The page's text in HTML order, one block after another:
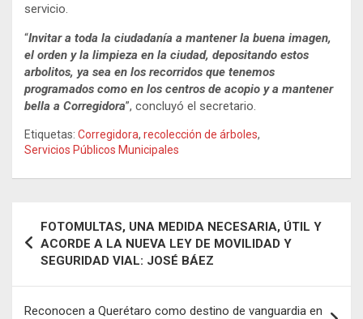
servicio.
“Invitar a toda la ciudadanía a mantener la buena imagen,
el orden y la limpieza en la ciudad, depositando estos
arbolitos, ya sea en los recorridos que tenemos
programados como en los centros de acopio y a mantener
bella a Corregidora”, concluyó el secretario.
Etiquetas: Corregidora, recolección de árboles,
Servicios Públicos Municipales
de
entradas
FOTOMULTAS, UNA MEDIDA NECESARIA, ÚTIL Y
ACORDE A LA NUEVA LEY DE MOVILIDAD Y
SEGURIDAD VIAL: JOSÉ BÁEZ
Reconocen a Querétaro como destino de vanguardia en